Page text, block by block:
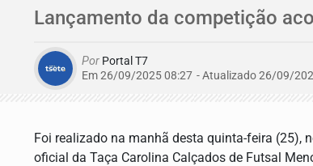
Lançamento da competição
Por Portal T7
Em 26/09/2025 08:27 - Atualizado26/09/
Foi realizado na manhã desta quinta-feira (25),
oficial da Taça Carolina Calçados de Futsal